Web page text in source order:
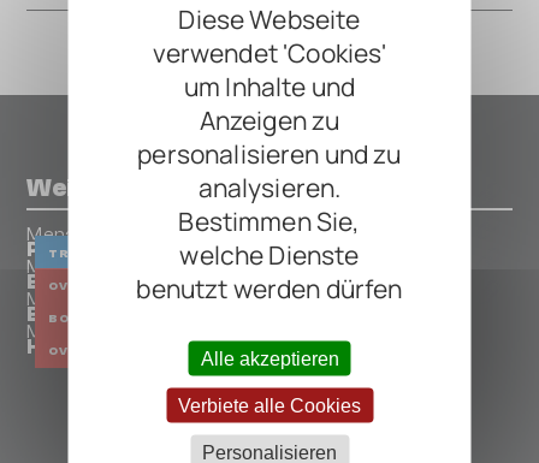
Diese Webseite
verwendet 'Cookies'
um Inhalte und
Anzeigen zu
personalisieren und zu
analysieren.
Bestimmen Sie,
welche Dienste
benutzt werden dürfen
Alle akzeptieren
Verbiete alle Cookies
Personalisieren
Weitere Pedals von Menatone
TREMOLO
Menatone
Pleasure Trem Mini
OVERDRIVE BOOSTER
Menatone
Blue Collar
BOOSTER
Menatone
Blue Collar Mini
OVERDRIVE BOOSTER
Menatone
Hindenburg Mini
ALLE MENATONE PEDALS